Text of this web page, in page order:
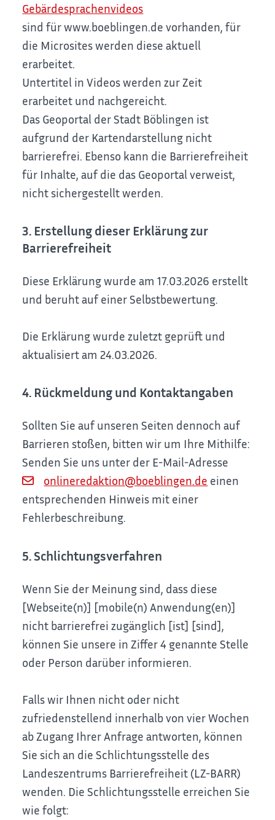
Gebärdesprachenvideos
sind für www.boeblingen.de vorhanden, für
die Microsites werden diese aktuell
erarbeitet.
Untertitel in Videos werden zur Zeit
erarbeitet und nachgereicht.
Das Geoportal der Stadt Böblingen ist
aufgrund der Kartendarstellung nicht
barrierefrei. Ebenso kann die Barrierefreiheit
für Inhalte, auf die das Geoportal verweist,
nicht sichergestellt werden.
3. Erstellung dieser Erklärung zur
Barrierefreiheit
Diese Erklärung wurde am 17.03.2026 erstellt
und beruht auf einer Selbstbewertung.
Die Erklärung wurde zuletzt geprüft und
aktualisiert am 24.03.2026.
4. Rückmeldung und Kontaktangaben
Sollten Sie auf unseren Seiten dennoch auf
Barrieren stoßen, bitten wir um Ihre Mithilfe:
Senden Sie uns unter der E-Mail-Adresse
onlineredaktion@boeblingen.de einen
entsprechenden Hinweis mit einer
Fehlerbeschreibung.
5. Schlichtungsverfahren
Wenn Sie der Meinung sind, dass diese
[Webseite(n)] [mobile(n) Anwendung(en)]
nicht barrierefrei zugänglich [ist] [sind],
können Sie unsere in Ziffer 4 genannte Stelle
oder Person darüber informieren.
Falls wir Ihnen nicht oder nicht
zufriedenstellend innerhalb von vier Wochen
ab Zugang Ihrer Anfrage antworten, können
Sie sich an die Schlichtungsstelle des
Landeszentrums Barrierefreiheit (LZ-BARR)
wenden. Die Schlichtungsstelle erreichen Sie
wie folgt: